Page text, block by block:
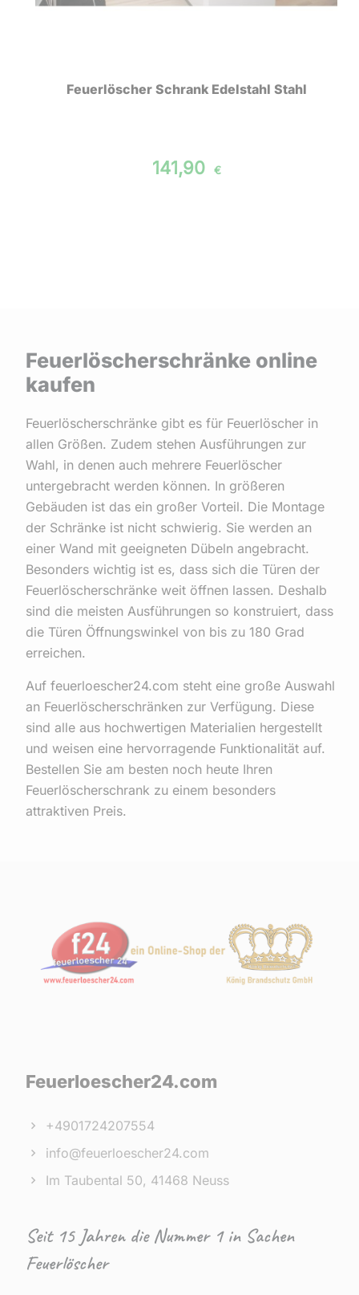
Feuerlöscher Schrank Edelstahl Stahl
141,90 €
Feuerlöscherschränke online
kaufen
Feuerlöscherschränke gibt es für Feuerlöscher in
allen Größen. Zudem stehen Ausführungen zur
Wahl, in denen auch mehrere Feuerlöscher
untergebracht werden können. In größeren
Gebäuden ist das ein großer Vorteil. Die Montage
der Schränke ist nicht schwierig. Sie werden an
einer Wand mit geeigneten Dübeln angebracht.
Besonders wichtig ist es, dass sich die Türen der
Feuerlöscherschränke weit öffnen lassen. Deshalb
sind die meisten Ausführungen so konstruiert, dass
die Türen Öffnungswinkel von bis zu 180 Grad
erreichen.
Auf feuerloescher24.com steht eine große Auswahl
an Feuerlöscherschränken zur Verfügung. Diese
sind alle aus hochwertigen Materialien hergestellt
und weisen eine hervorragende Funktionalität auf.
Bestellen Sie am besten noch heute Ihren
Feuerlöscherschrank zu einem besonders
attraktiven Preis.
Feuerloescher24.com
+4901724207554
info@feuerloescher24.com
Im Taubental 50, 41468 Neuss
Seit 15 Jahren die Nummer 1 in Sachen
Feuerlöscher